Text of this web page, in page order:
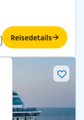
Reisedetails